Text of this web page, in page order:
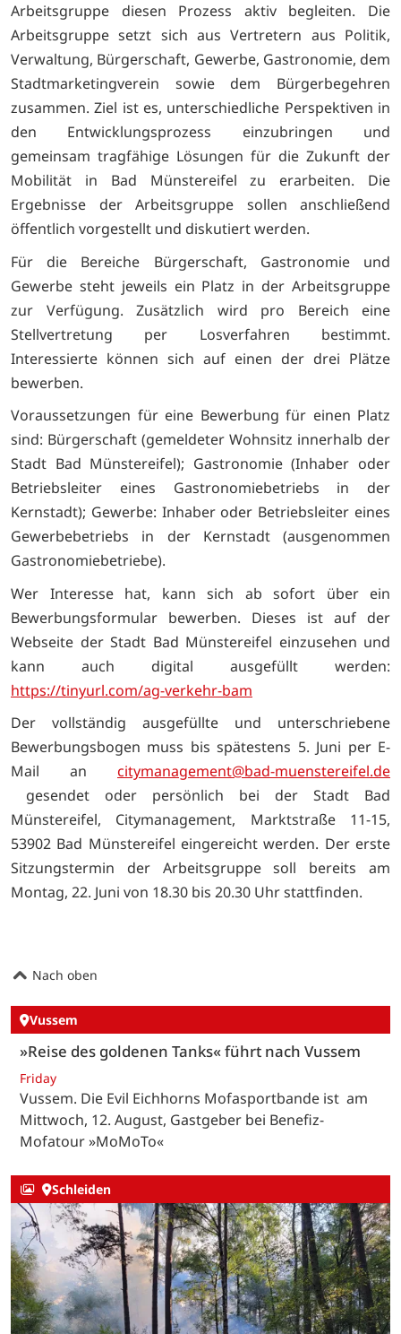
Arbeitsgruppe diesen Prozess aktiv begleiten. Die
Arbeitsgruppe setzt sich aus Vertretern aus Politik,
Verwaltung, Bürgerschaft, Gewerbe, Gastronomie, dem
Stadtmarketingverein sowie dem Bürgerbegehren
zusammen. Ziel ist es, unterschiedliche Perspektiven in
den Entwicklungsprozess einzubringen und
gemeinsam tragfähige Lösungen für die Zukunft der
Mobilität in Bad Münstereifel zu erarbeiten. Die
Ergebnisse der Arbeitsgruppe sollen anschließend
öffentlich vorgestellt und diskutiert werden.
Für die Bereiche Bürgerschaft, Gastronomie und
Gewerbe steht jeweils ein Platz in der Arbeitsgruppe
zur Verfügung. Zusätzlich wird pro Bereich eine
Stellvertretung per Losverfahren bestimmt.
Interessierte können sich auf einen der drei Plätze
bewerben.
Voraussetzungen für eine Bewerbung für einen Platz
sind: Bürgerschaft (gemeldeter Wohnsitz innerhalb der
Stadt Bad Münstereifel); Gastronomie (Inhaber oder
Betriebsleiter eines Gastronomiebetriebs in der
Kernstadt); Gewerbe: Inhaber oder Betriebsleiter eines
Gewerbebetriebs in der Kernstadt (ausgenommen
Gastronomiebetriebe).
Wer Interesse hat, kann sich ab sofort über ein
Bewerbungsformular bewerben. Dieses ist auf der
Webseite der Stadt Bad Münstereifel einzusehen und
kann auch digital ausgefüllt werden:
https://tinyurl.com/ag-verkehr-bam
Der vollständig ausgefüllte und unterschriebene
Bewerbungsbogen muss bis spätestens 5. Juni per E-
Mail an citymanagement@bad-muenstereifel.de
gesendet oder persönlich bei der Stadt Bad
Münstereifel, Citymanagement, Marktstraße 11-15,
53902 Bad Münstereifel eingereicht werden. Der erste
Sitzungstermin der Arbeitsgruppe soll bereits am
Montag, 22. Juni von 18.30 bis 20.30 Uhr stattfinden.
Nach oben
Vussem
»Reise des goldenen Tanks« führt nach Vussem
Friday
Vussem. Die Evil Eichhorns Mofasportbande ist am
Mittwoch, 12. August, Gastgeber bei Benefiz-
Mofatour »MoMoTo«
Schleiden